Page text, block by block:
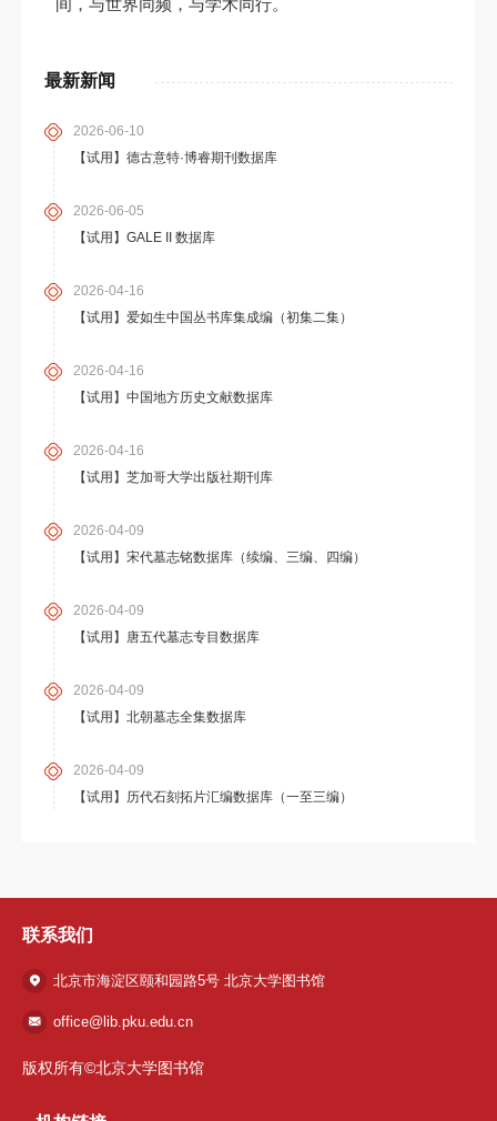
最新新闻
2026-06-10
【试用】德古意特·博睿期刊数据库
2026-06-05
【试用】GALE II 数据库
2026-04-16
【试用】爱如生中国丛书库集成编（初集二集）
2026-04-16
【试用】中国地方历史文献数据库
2026-04-16
【试用】芝加哥大学出版社期刊库
2026-04-09
【试用】宋代墓志铭数据库（续编、三编、四编）
2026-04-09
【试用】唐五代墓志专目数据库
2026-04-09
【试用】北朝墓志全集数据库
2026-04-09
【试用】历代石刻拓片汇编数据库（一至三编）
间，与世界同频，与学术同行。
联系我们
北京市海淀区颐和园路5号 北京大学图书馆
office@lib.pku.edu.cn
版权所有©北京大学图书馆